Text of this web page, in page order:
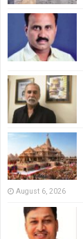
August 6, 2026